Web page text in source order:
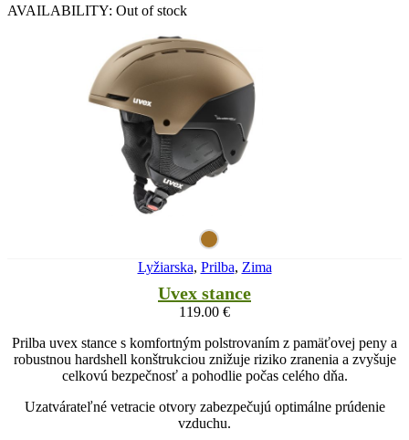
AVAILABILITY: Out of stock
Lyžiarska, Prilba, Zima
Uvex stance
119.00 €
Prilba uvex stance s komfortným polstrovaním z pamäťovej peny a
robustnou hardshell konštrukciou znižuje riziko zranenia a zvyšuje
celkovú bezpečnosť a pohodlie počas celého dňa.
Uzatvárateľné vetracie otvory zabezpečujú optimálne prúdenie
vzduchu.